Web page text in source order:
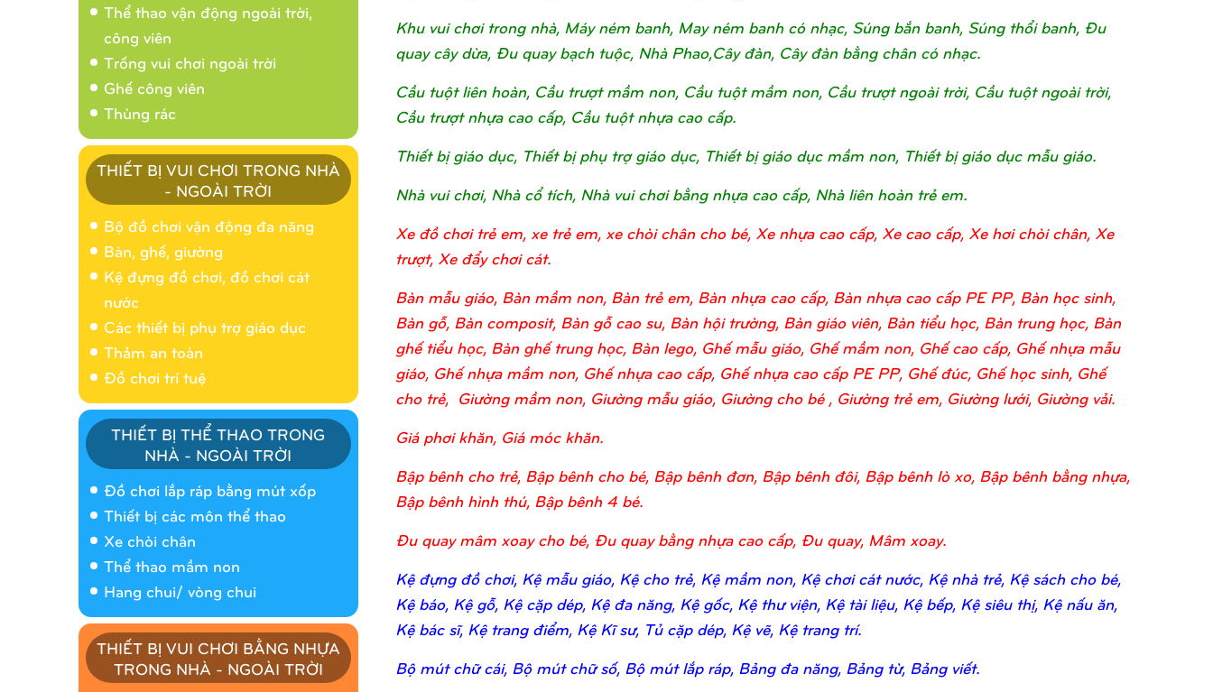
Thể thao vận động ngoài trời,
công viên
Trống vui chơi ngoài trời
Ghế công viên
Thùng rác
THIẾT BỊ VUI CHƠI TRONG NHÀ
- NGOÀI TRỜI
Bộ đồ chơi vận động đa năng
Bàn, ghế, giường
Kệ đựng đồ chơi, đồ chơi cát
nước
Các thiết bị phụ trợ giáo dục
Thảm an toàn
Đồ chơi trí tuệ
THIẾT BỊ THỂ THAO TRONG
NHÀ - NGOÀI TRỜI
Đồ chơi lắp ráp bằng mút xốp
Thiết bị các môn thể thao
Xe chòi chân
Thể thao mầm non
Hang chui/ vòng chui
THIẾT BỊ VUI CHƠI BẰNG NHỰA
TRONG NHÀ - NGOÀI TRỜI
Nhà banh 9H5404
Nhà banh 9H5408
Khu vui chơi trong nhà, Máy ném banh, May ném banh có nhạc, Súng bắn banh, Súng thổi banh, Đu
quay cây dừa, Đu quay bạch tuộc, Nhà Phao,Cây đàn, Cây đàn bằng chân có nhạc.
Cầu tuột liên hoàn, Cầu trượt mầm non, Cầu tuột mầm non, Cầu trượt ngoài trời, Cầu tuột ngoài trời,
Cầu trượt nhựa cao cấp, Cầu tuột nhựa cao cấp.
Thiết bị giáo dục, Thiết bị phụ trợ giáo dục, Thiết bị giáo dục mầm non, Thiết bị giáo dục mẫu giáo.
Nhà vui chơi, Nhà cổ tích, Nhà vui chơi bằng nhựa cao cấp, Nhà liên hoàn trẻ em.
Xe đồ chơi trẻ em, xe trẻ em, xe chòi chân cho bé, Xe nhựa cao cấp, Xe cao cấp, Xe hơi chòi chân, Xe
trượt, Xe đẩy chơi cát.
Bàn mẫu giáo, Bàn mầm non, Bàn trẻ em, Bàn nhựa cao cấp, Bàn nhựa cao cấp PE PP, Bàn học sinh,
Bàn gỗ, Bàn composit, Bàn gỗ cao su, Bàn hội trường, Bàn giáo viên, Bàn tiểu học, Bàn trung học, Bàn
ghế tiểu học, Bàn ghế trung học, Bàn lego, Ghế mẫu giáo, Ghế mầm non, Ghế cao cấp, Ghế nhựa mẫu
giáo, Ghế nhựa mầm non, Ghế nhựa cao cấp, Ghế nhựa cao cấp PE PP, Ghế đúc, Ghế học sinh, Ghế
cho trẻ, Giường mầm non, Giường mẫu giáo, Giường cho bé , Giường trẻ em, Giường lưới, Giường vải.
Giá phơi khăn, Giá móc khăn.
Bập bênh cho trẻ, Bập bênh cho bé, Bập bênh đơn, Bập bênh đôi, Bập bênh lò xo, Bập bênh bằng nhựa,
Bập bênh hình thú, Bập bênh 4 bé.
Đu quay mâm xoay cho bé, Đu quay bằng nhựa cao cấp, Đu quay, Mâm xoay.
Kệ đựng đồ chơi, Kệ mẫu giáo, Kệ cho trẻ, Kệ mầm non, Kệ chơi cát nước, Kệ nhà trẻ, Kệ sách cho bé,
Kệ báo, Kệ gỗ, Kệ cặp dép, Kệ đa năng, Kệ gốc, Kệ thư viện, Kệ tài liệu, Kệ bếp, Kệ siêu thị, Kệ nấu ăn,
Kệ bác sĩ, Kệ trang điểm, Kệ Kĩ sư, Tủ cặp dép, Kệ vẽ, Kệ trang trí.
Bộ mút chữ cái, Bộ mút chữ số, Bộ mút lắp ráp, Bảng đa năng, Bảng từ, Bảng viết.